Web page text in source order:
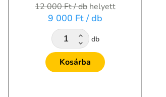
12 000 Ft/ db helyett
9 000 Ft / db
db
Kosárba